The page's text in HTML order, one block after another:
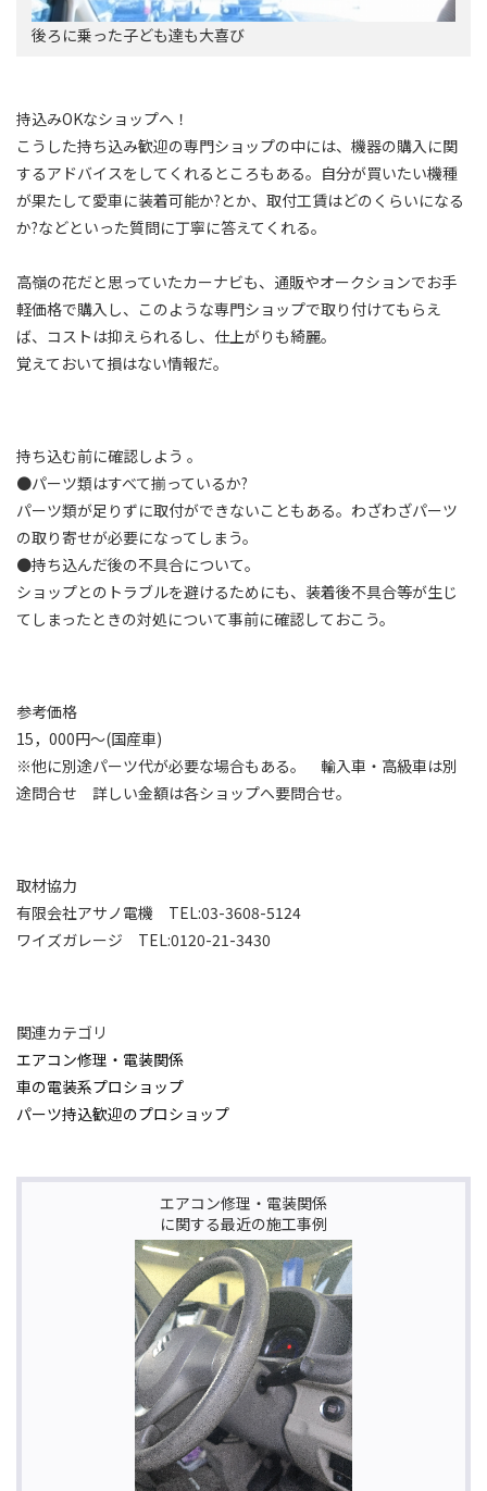
後ろに乗った子ども達も大喜び
持込みOKなショップへ！
こうした持ち込み歓迎の専門ショップの中には、機器の購入に関
するアドバイスをしてくれるところもある。自分が買いたい機種
が果たして愛車に装着可能か?とか、取付工賃はどのくらいになる
か?などといった質問に丁寧に答えてくれる。
高嶺の花だと思っていたカーナビも、通販やオークションでお手
軽価格で購入し、このような専門ショップで取り付けてもらえ
ば、コストは抑えられるし、仕上がりも綺麗。
覚えておいて損はない情報だ。
持ち込む前に確認しよう 。
●パーツ類はすべて揃っているか?
パーツ類が足りずに取付ができないこともある。わざわざパーツ
の取り寄せが必要になってしまう。
●持ち込んだ後の不具合について。
ショップとのトラブルを避けるためにも、装着後不具合等が生じ
てしまったときの対処について事前に確認しておこう。
参考価格
15，000円～(国産車)
※他に別途パーツ代が必要な場合もある。 輸入車・高級車は別
途問合せ 詳しい金額は各ショップへ要問合せ。
取材協力
有限会社アサノ電機 TEL:03-3608-5124
ワイズガレージ TEL:0120-21-3430
関連カテゴリ
エアコン修理・電装関係
車の電装系プロショップ
パーツ持込歓迎のプロショップ
エアコン修理・電装関係
に関する最近の施工事例